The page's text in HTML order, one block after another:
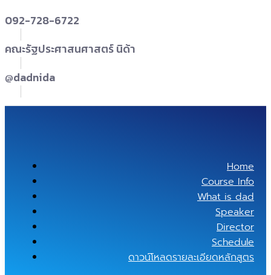
092-728-6722
คณะรัฐประศาสนศาสตร์ นิด้า
@dadnida
Home
Course Info
What is dad
Speaker
Director
Schedule
ดาวน์โหลดรายละเอียดหลักสูตร